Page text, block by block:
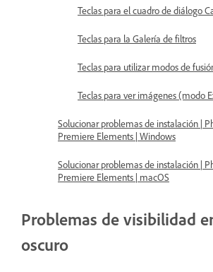
Teclas para el cuadro de diálogo
Teclas para la Galería de filtros
Teclas para utilizar modos de
Teclas para ver imágenes (modo
Solucionar problemas de instalación |
Premiere Elements | Windows
Solucionar problemas de instalación |
Premiere Elements | macOS
Problemas de visibilidad
oscuro